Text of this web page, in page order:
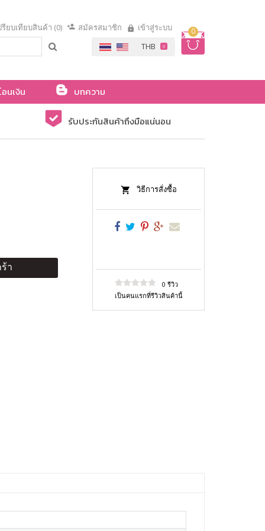
0
ยบเทียบสินค้า (0) สมัครสมาชิก เข้าสู่ระบบ
นเงิน บทความ
รับประกันสินค้าถึงมือแน่นอน
า
วิธีการสั่งซื้อ
0 รีวิว
เป็นคนแรกที่รีวิวสินค้านี้